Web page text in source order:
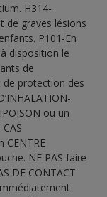
H314-
de graves lésions
P101-En
disposition le
de
protection des
ou un
CENTRE
NE PAS faire
DE CONTACT